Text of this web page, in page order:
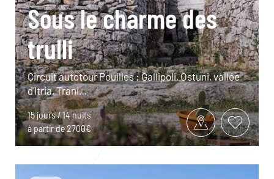
Sous le charme des
trulli
Circuit autotour Pouilles : Gallipoli, Ostuni, vallée
d’Itria, Trani…
15 jours / 14 nuits
à partir de 2700€